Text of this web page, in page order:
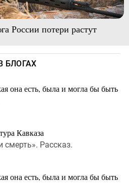
России потери растут
БЛОГАХ
она есть, была и могла бы быть
Кавказа
смерть». Рассказ.
она есть, была и могла бы быть